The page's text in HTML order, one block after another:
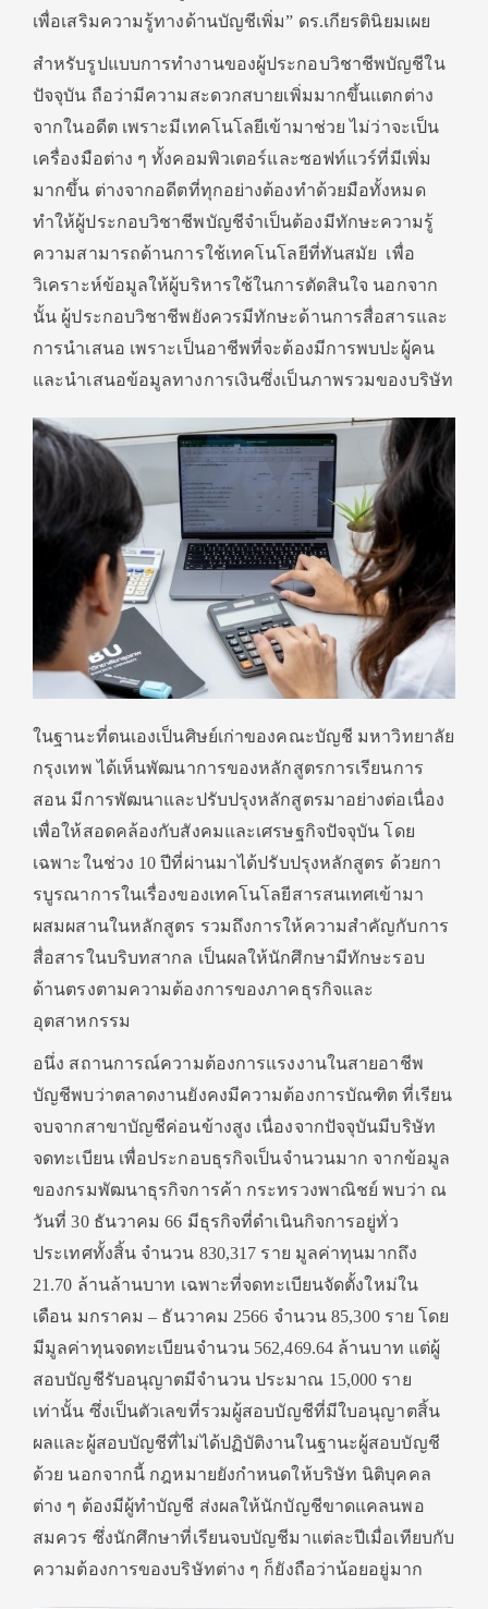
เพื่อเสริมความรู้ทางด้านบัญชีเพิ่ม” ดร.เกียรตินิยมเผย
สำหรับรูปแบบการทำงานของผู้ประกอบวิชาชีพบัญชีใน
ปัจจุบัน ถือว่ามีความสะดวกสบายเพิ่มมากขึ้นแตกต่าง
จากในอดีต เพราะมีเทคโนโลยีเข้ามาช่วย ไม่ว่าจะเป็น
เครื่องมือต่าง ๆ ทั้งคอมพิวเตอร์และซอฟท์แวร์ที่มีเพิ่ม
มากขึ้น ต่างจากอดีตที่ทุกอย่างต้องทำด้วยมือทั้งหมด
ทำให้ผู้ประกอบวิชาชีพบัญชีจำเป็นต้องมีทักษะความรู้
ความสามารถด้านการใช้เทคโนโลยีที่ทันสมัย เพื่อ
วิเคราะห์ข้อมูลให้ผู้บริหารใช้ในการตัดสินใจ นอกจาก
นั้น ผู้ประกอบวิชาชีพยังควรมีทักษะด้านการสื่อสารและ
การนำเสนอ เพราะเป็นอาชีพที่จะต้องมีการพบปะผู้คน
และนำเสนอข้อมูลทางการเงินซึ่งเป็นภาพรวมของบริษัท
ในฐานะที่ตนเองเป็นศิษย์เก่าของคณะบัญชี มหาวิทยาลัย
กรุงเทพได้เห็นพัฒนาการของหลักสูตรการเรียนการ
สอน มีการพัฒนาและปรับปรุงหลักสูตรมาอย่างต่อเนื่อง
เพื่อให้สอดคล้องกับสังคมและเศรษฐกิจปัจจุบัน โดย
เฉพาะในช่วง 10 ปีที่ผ่านมาได้ปรับปรุงหลักสูตร ด้วยกา
รบูรณาการในเรื่องของเทคโนโลยีสารสนเทศเข้ามา
ผสมผสานในหลักสูตร รวมถึงการให้ความสำคัญกับการ
สื่อสารในบริบทสากล เป็นผลให้นักศึกษามีทักษะรอบ
ด้านตรงตามความต้องการของภาคธุรกิจและ
อุตสาหกรรม
อนึ่ง สถานการณ์ความต้องการแรงงานในสายอาชีพ
บัญชีพบว่าตลาดงานยังคงมีความต้องการบัณฑิต ที่เรียน
จบจากสาขาบัญชีค่อนข้างสูง เนื่องจากปัจจุบันมีบริษัท
จดทะเบียน เพื่อประกอบธุรกิจเป็นจำนวนมาก จากข้อมูล
ของกรมพัฒนาธุรกิจการค้า กระทรวงพาณิชย์ พบว่า ณ
วันที่ 30 ธันวาคม 66 มีธุรกิจที่ดำเนินกิจการอยู่ทั่ว
ประเทศทั้งสิ้น จำนวน 830,317 ราย มูลค่าทุนมากถึง
21.70 ล้านล้านบาท เฉพาะที่จดทะเบียนจัดตั้งใหม่ใน
เดือน มกราคม – ธันวาคม 2566 จำนวน 85,300 ราย โดย
มีมูลค่าทุนจดทะเบียนจำนวน 562,469.64 ล้านบาท แต่ผู้
สอบบัญชีรับอนุญาตมีจำนวน ประมาณ 15,000 ราย
เท่านั้น ซึ่งเป็นตัวเลขที่รวมผู้สอบบัญชีที่มีใบอนุญาตสิ้น
ผลและผู้สอบบัญชีที่ไม่ได้ปฏิบัติงานในฐานะผู้สอบบัญชี
ด้วย นอกจากนี้ กฎหมายยังกำหนดให้บริษัท นิติบุคคล
ต่าง ๆ ต้องมีผู้ทำบัญชี ส่งผลให้นักบัญชีขาดแคลนพอ
สมควร ซึ่งนักศึกษาที่เรียนจบบัญชีมาแต่ละปีเมื่อเทียบกับ
ความต้องการของบริษัทต่าง ๆ ก็ยังถือว่าน้อยอยู่มาก